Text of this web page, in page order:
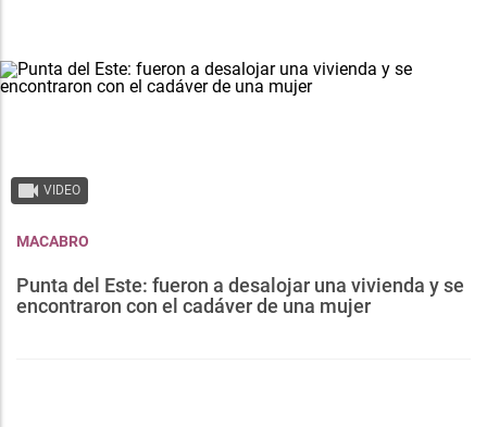
VIDEO
MACABRO
Punta del Este: fueron a desalojar una vivienda y se
encontraron con el cadáver de una mujer